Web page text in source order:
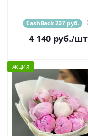
CashBack 207 руб.
4 140руб./шт
АКЦИЯ